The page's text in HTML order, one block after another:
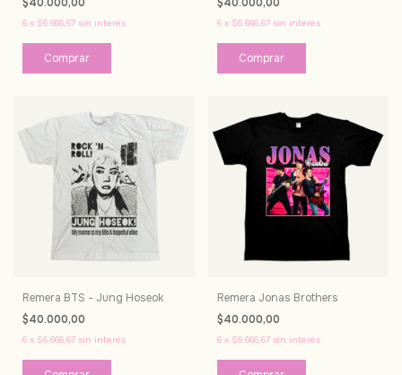
6 x $6.666,67 sin interés
Comprar
6 x $6.666,67 sin interés
Comprar
Remera BTS - Jung Hoseok
$40.000,00
6 x $6.666,67 sin interés
Remera Jonas Brothers
$40.000,00
6 x $6.666,67 sin interés